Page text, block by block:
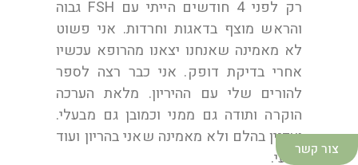
צור קשר
רק לפני 4 חודשים הייתי עם FSH גבוה
והראש מוצף בדאגות וחרדות. אני פשוט
לא מאמינה שאנחנו יצאנו מהרופא עכשיו
אחרי בדיקת דופק. אני כבר רצה לספר
להורים שלי עם ההיריון. מלאת הערכה
הוקרה ותודה גם ממני וכמובן גם מבעלי.
ועדיין בהלם ולא מאמינה שאני בהריון ועוד
טבעי.